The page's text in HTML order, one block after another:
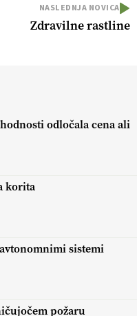
NASLEDNJA NOVICA
Zdravilne rastline
odločala cena ali
korita
sistemi
požaru